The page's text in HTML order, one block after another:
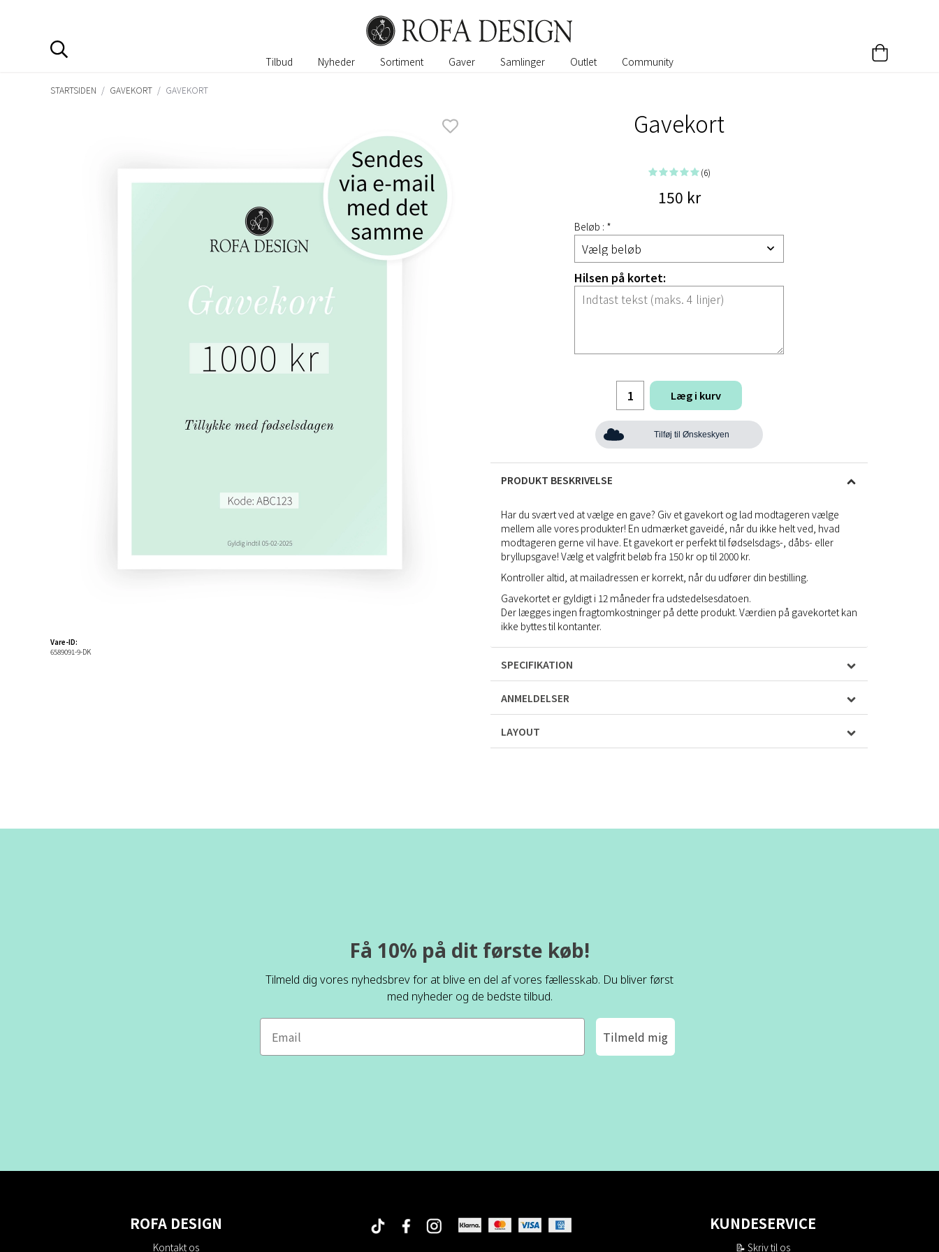
Tilbud Nyheder Sortiment Gaver Samlinger Outlet Community
STARTSIDEN / GAVEKORT / GAVEKORT
Gavekort
(6)
150 kr
Beløb : *
Hilsen på kortet:
Læg i kurv
Tilføj til Ønskeskyen
PRODUKT BESKRIVELSE
Har du svært ved at vælge en gave? Giv et gavekort og lad modtageren vælge
mellem alle vores produkter! En udmærket gaveidé, når du ikke helt ved, hvad
modtageren gerne vil have. Et gavekort er perfekt til fødselsdags-, dåbs- eller
bryllupsgave! Vælg et valgfrit beløb fra 150 kr op til 2000 kr.
Kontroller altid, at mailadressen er korrekt, når du udfører din bestilling.
Gavekortet er gyldigt i 12 måneder fra udstedelsesdatoen.
Der lægges ingen fragtomkostninger på dette produkt. Værdien på gavekortet kan
ikke byttes til kontanter.
SPECIFIKATION
ANMELDELSER
LAYOUT
Vare-ID:
6589091-9-DK
Få 10% på dit første køb!
Tilmeld dig vores nyhedsbrev for at blive en del af vores fællesskab. Du bliver først
med nyheder og de bedste tilbud.
Tilmeld mig
ROFA DESIGN
Kontakt os
KUNDESERVICE
📝 Skriv til os